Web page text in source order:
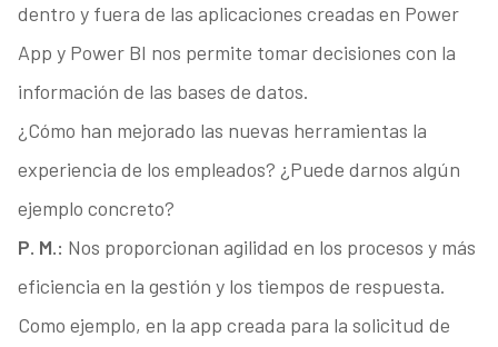
dentro y fuera de las aplicaciones creadas en Power
App y Power BI nos permite tomar decisiones con la
información de las bases de datos.
¿Cómo han mejorado las nuevas herramientas la
experiencia de los empleados? ¿Puede darnos algún
ejemplo concreto?
P. M.: Nos proporcionan agilidad en los procesos y más
eficiencia en la gestión y los tiempos de respuesta.
Como ejemplo, en la app creada para la solicitud de